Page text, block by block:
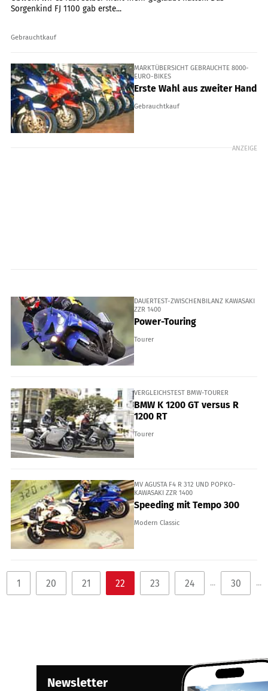
Sorgenkind FJ 1100 gab erste...
Gebrauchtkauf
MARKTÜBERSICHT GEBRAUCHTE 8000-
EURO-BIKES
Erste Wahl aus zweiter Hand
Gebrauchtkauf
ANZEIGE
DAUERTEST-ZWISCHENBILANZ KAWASAKI
ZZR 1400
Power-Touring
Tourer
VERGLEICHSTEST BMW-TOURER
BMW K 1200 GT versus R
1200 RT
Tourer
MV AGUSTA F4 R 312 UND POPKO-
KAWASAKI ZZR 1400
Speeding mit Tempo 300
Modern Classic
1 20 21 22 23 24 ... 30 ...
Newsletter